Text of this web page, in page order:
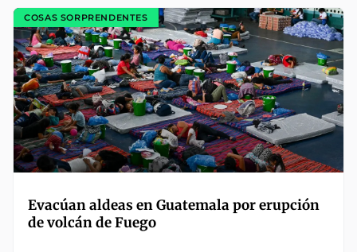
COSAS SORPRENDENTES
Evacúan aldeas en Guatemala por erupción
de volcán de Fuego